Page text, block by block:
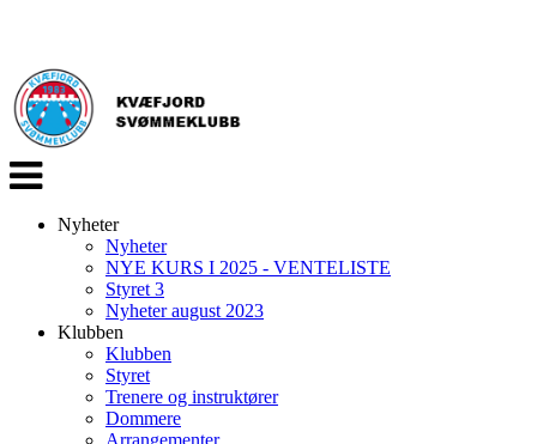
Veksle
navigasjon
Nyheter
Nyheter
NYE KURS I 2025 - VENTELISTE
Styret 3
Nyheter august 2023
Klubben
Klubben
Styret
Trenere og instruktører
Dommere